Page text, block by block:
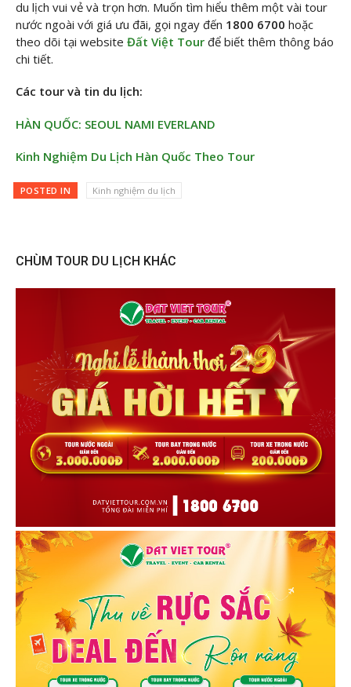
du lịch vui vẻ và trọn hơn. Muốn tìm hiểu thêm một vài tour
nước ngoài với giá ưu đãi, gọi ngay đến 1800 6700 hoặc
theo dõi tại website Đất Việt Tour để biết thêm thông báo
chi tiết.
Các tour và tin du lịch:
HÀN QUỐC: SEOUL NAMI EVERLAND
Kinh Nghiệm Du Lịch Hàn Quốc Theo Tour
POSTED IN Kinh nghiệm du lịch
CHÙM TOUR DU LỊCH KHÁC